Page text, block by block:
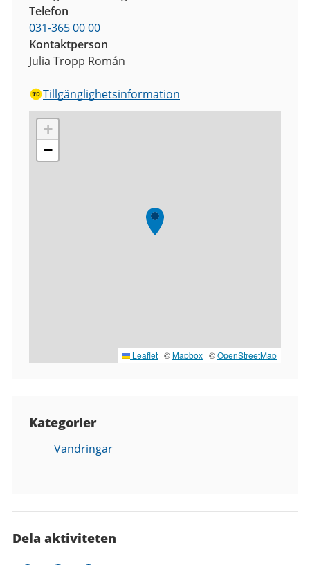
Telefon
031-365 00 00
Kontaktperson
Julia Tropp Román
Tillgänglighetsinformation
+
−
Leaflet | ©Mapbox | ©OpenStreetMap
Kategorier
Vandringar
Dela aktiviteten